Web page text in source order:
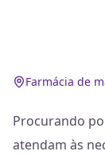
Farmácia de
Procurando
atendam às